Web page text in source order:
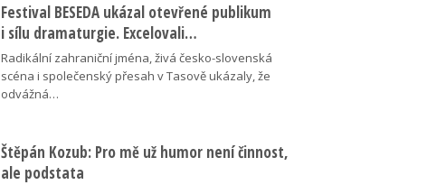
Festival BESEDA ukázal otevřené publikum
i sílu dramaturgie. Excelovali…
Radikální zahraniční jména, živá česko-slovenská
scéna i společenský přesah v Tasově ukázaly, že
odvážná…
Štěpán Kozub: Pro mě už humor není činnost,
ale podstata